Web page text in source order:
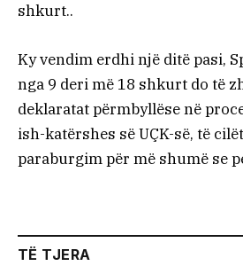
shkurt..
Ky vendim erdhi një ditë pasi,
nga 9 deri më 18 shkurt do të
deklaratat përmbyllëse në
ish-katërshes së UÇK-së, të
paraburgim për më shumë se
TË TJERA